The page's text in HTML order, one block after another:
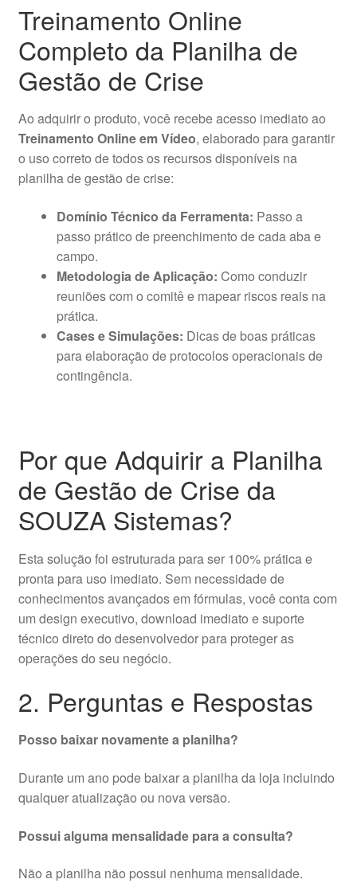
Treinamento Online
Completo da Planilha de
Gestão de Crise
Ao adquirir o produto, você recebe acesso imediato ao
Treinamento Online em Vídeo, elaborado para garantir
o uso correto de todos os recursos disponíveis na
planilha de gestão de crise:
Domínio Técnico da Ferramenta: Passo a
passo prático de preenchimento de cada aba e
campo.
Metodologia de Aplicação: Como conduzir
reuniões com o comitê e mapear riscos reais na
prática.
Cases e Simulações: Dicas de boas práticas
para elaboração de protocolos operacionais de
contingência.
Por que Adquirir a Planilha
de Gestão de Crise da
SOUZA Sistemas?
Esta solução foi estruturada para ser 100% prática e
pronta para uso imediato. Sem necessidade de
conhecimentos avançados em fórmulas, você conta com
um design executivo, download imediato e suporte
técnico direto do desenvolvedor para proteger as
operações do seu negócio.
2. Perguntas e Respostas
Posso baixar novamente a planilha?
Durante um ano pode baixar a planilha da loja incluindo
qualquer atualização ou nova versão.
Possui alguma mensalidade para a consulta?
Não a planilha não possui nenhuma mensalidade.